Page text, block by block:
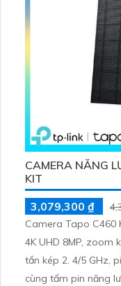
CAMERA NĂNG
KIT
3,079,300 ₫
Camera Tapo C460
4K UHD 8MP, zoom
tần kép 2. 4/5 GHz,
cùng tấm pin năng